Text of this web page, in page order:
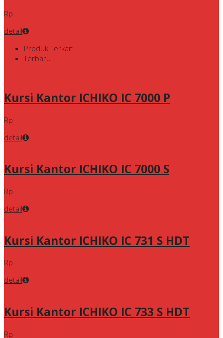
Rp
detail
Produk Terkait
Terbaru
Kursi Kantor ICHIKO IC 7000 P
Rp
detail
Kursi Kantor ICHIKO IC 7000 S
Rp
detail
Kursi Kantor ICHIKO IC 731 S HDT
Rp
detail
Kursi Kantor ICHIKO IC 733 S HDT
Rp